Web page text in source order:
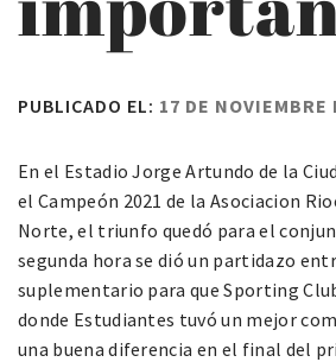
PUBLICADO EL: 17 DE NOVIEMBRE
En el Estadio Jorge Artundo de la
el Campeón 2021 de la Asociacion
Norte, el triunfo quedó para el
segunda hora se dió un partidazo
suplementario para que Sporting
donde Estudiantes tuvó un mejor
una buena diferencia en el final del